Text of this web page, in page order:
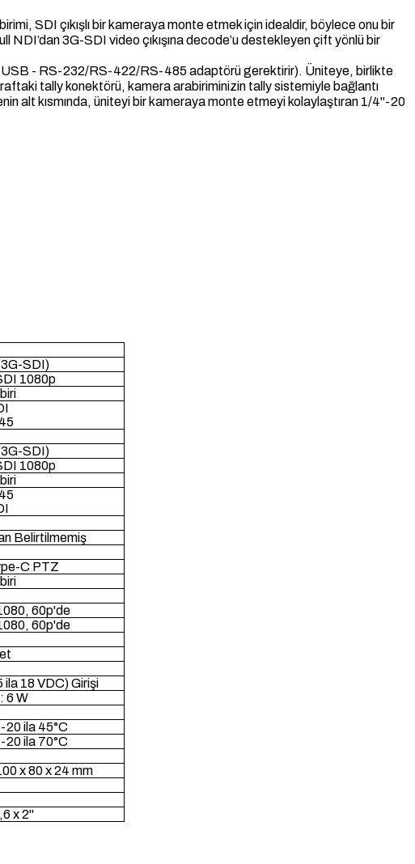
SDI çıkışlı bir kameraya monte etmek için idealdir, böylece onu bir
NDI’dan 3G-SDI video çıkışına decode’u destekleyen çift yönlü bir
USB - RS-232/RS-422/RS-485 adaptörü gerektirir). Üniteye, birlikte
tally konektörü, kamera arabiriminizin tally sistemiyle bağlantı
alt kısmında, üniteyi bir kameraya monte etmeyi kolaylaştıran 1/4"-20
SDI)
1080p
SDI)
1080p
Belirtilmemiş
C PTZ
60p'de
60p'de
18 VDC) Girişi
6 W
20 ila 45°C
20 ila 70°C
x 80 x 24 mm
x 2"